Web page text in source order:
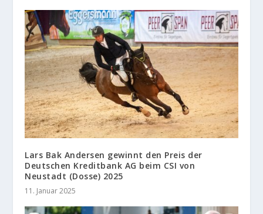
Lars Bak Andersen gewinnt den Preis der
Deutschen Kreditbank AG beim CSI von
Neustadt (Dosse) 2025
11. Januar 2025